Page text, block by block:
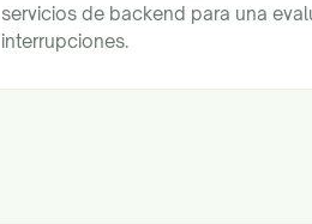
servicios de backend para una
interrupciones.